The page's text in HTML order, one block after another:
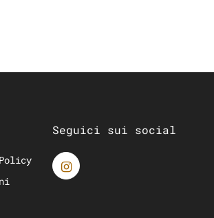
Seguici sui social